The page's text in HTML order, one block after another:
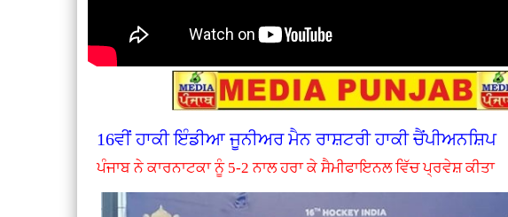
16ਵੀਂ ਹਾਕੀ ਇੰਡੀਆ ਜੂਨੀਅਰ ਮੈਨ ਰਾਸ਼ਟਰੀ ਹਾਕੀ ਚੈਂਪੀਅਨਸ਼ਿਪ
ਪੰਜਾਬ ਨੇ ਕਾਰਨਾਟਕਾ ਨੂੰ 5-2 ਨਾਲ ਹਰਾ ਕੇ ਸੈਮੀਫਾਇਨਲ ਵਿੱਚ ਪ੍ਰਵੇਸ਼ ਕੀਤਾ